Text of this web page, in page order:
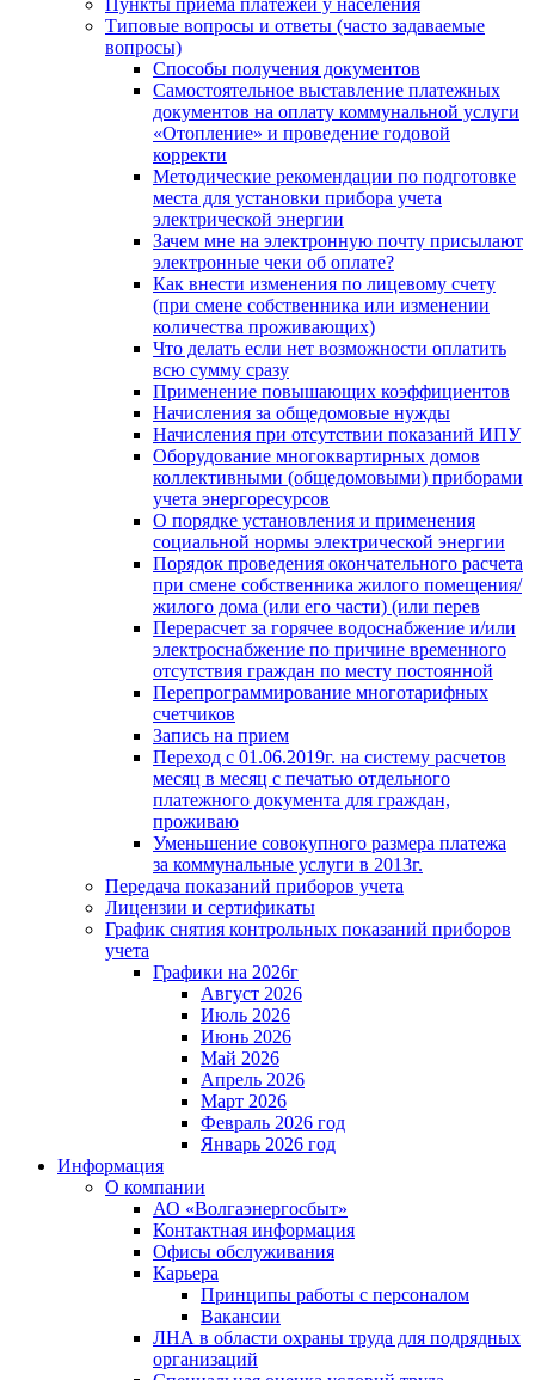
Пункты приема платежей у населения
Типовые вопросы и ответы (часто задаваемые
вопросы)
Способы получения документов
Самостоятельное выставление платежных
документов на оплату коммунальной услуги
«Отопление» и проведение годовой
корректи
Методические рекомендации по подготовке
места для установки прибора учета
электрической энергии
Зачем мне на электронную почту присылают
электронные чеки об оплате?
Как внести изменения по лицевому счету
(при смене собственника или изменении
количества проживающих)
Что делать если нет возможности оплатить
всю сумму сразу
Применение повышающих коэффициентов
Начисления за общедомовые нужды
Начисления при отсутствии показаний ИПУ
Оборудование многоквартирных домов
коллективными (общедомовыми) приборами
учета энергоресурсов
О порядке установления и применения
социальной нормы электрической энергии
Порядок проведения окончательного расчета
при смене собственника жилого помещения/
жилого дома (или его части) (или перев
Перерасчет за горячее водоснабжение и/или
электроснабжение по причине временного
отсутствия граждан по месту постоянной
Перепрограммирование многотарифных
счетчиков
Запись на прием
Переход с 01.06.2019г. на систему расчетов
месяц в месяц с печатью отдельного
платежного документа для граждан,
проживаю
Уменьшение совокупного размера платежа
за коммунальные услуги в 2013г.
Передача показаний приборов учета
Лицензии и сертификаты
График снятия контрольных показаний приборов
учета
Графики на 2026г
Август 2026
Июль 2026
Июнь 2026
Май 2026
Апрель 2026
Март 2026
Февраль 2026 год
Январь 2026 год
Информация
О компании
АО «Волгаэнергосбыт»
Контактная информация
Офисы обслуживания
Карьера
Принципы работы с персоналом
Вакансии
ЛНА в области охраны труда для подрядных
организаций